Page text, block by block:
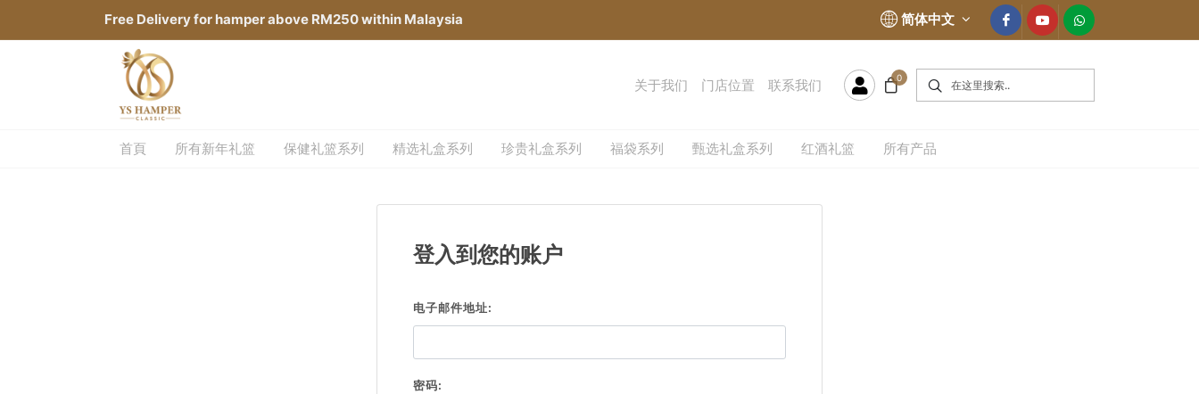
Free Delivery for hamper above RM250 within Malaysia 简体中文
关于我们 门店位置 联系我们 0
首頁 所有新年礼篮 保健礼篮系列 精选礼盒系列 珍贵礼盒系列 福袋系列 甄选礼盒系列 红酒礼篮 所有产品
登入到您的账户
电子邮件地址:
密码: